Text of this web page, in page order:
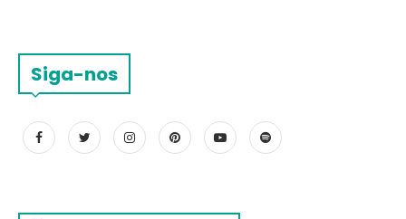
Siga-nos